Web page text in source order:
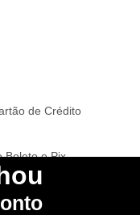
de Crédito
Boleto e Pix
Física